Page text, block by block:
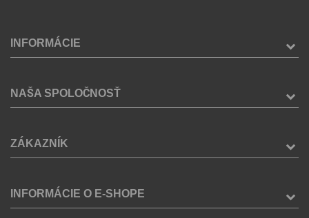
INFORMÁCIE
NAŠA SPOLOČNOSŤ
ZÁKAZNÍK
INFORMÁCIE O E-SHOPE